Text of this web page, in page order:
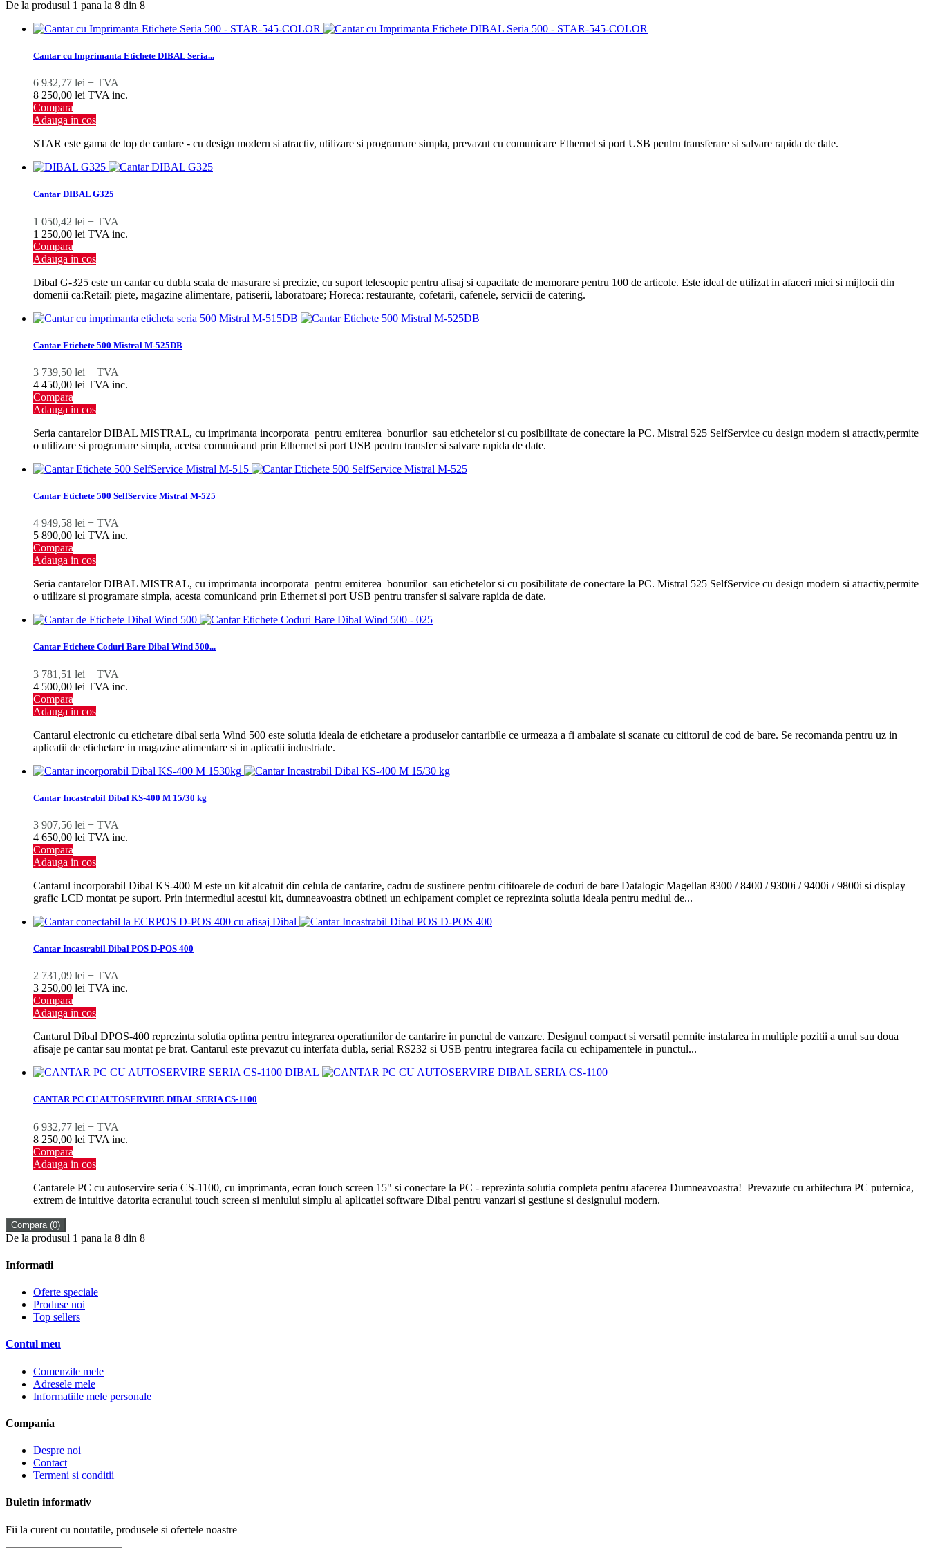
De la produsul 1 pana la 8 din 8
Cantar cu Imprimanta Etichete DIBAL Seria...
6 932,77 lei + TVA
8 250,00 lei TVA inc.
Compara
Adauga in cos
STAR este gama de top de cantare - cu design modern si atractiv, utilizare si programare simpla, prevazut cu comunicare Ethernet si port USB pentru transferare si salvare rapida de date.
Cantar DIBAL G325
1 050,42 lei + TVA
1 250,00 lei TVA inc.
Compara
Adauga in cos
Dibal G-325 este un cantar cu dubla scala de masurare si precizie, cu suport telescopic pentru afisaj si capacitate de memorare pentru 100 de articole. Este ideal de utilizat in afaceri mici si mijlocii din
domenii ca:Retail: piete, magazine alimentare, patiserii, laboratoare; Horeca: restaurante, cofetarii, cafenele, servicii de catering.
Cantar Etichete 500 Mistral M-525DB
3 739,50 lei + TVA
4 450,00 lei TVA inc.
Compara
Adauga in cos
Seria cantarelor DIBAL MISTRAL, cu imprimanta incorporata pentru emiterea bonurilor sau etichetelor si cu posibilitate de conectare la PC. Mistral 525 SelfService cu design modern si atractiv,permite
o utilizare si programare simpla, acetsa comunicand prin Ethernet si port USB pentru transfer si salvare rapida de date.
Cantar Etichete 500 SelfService Mistral M-525
4 949,58 lei + TVA
5 890,00 lei TVA inc.
Compara
Adauga in cos
Seria cantarelor DIBAL MISTRAL, cu imprimanta incorporata pentru emiterea bonurilor sau etichetelor si cu posibilitate de conectare la PC. Mistral 525 SelfService cu design modern si atractiv,permite
o utilizare si programare simpla, acesta comunicand prin Ethernet si port USB pentru transfer si salvare rapida de date.
Cantar Etichete Coduri Bare Dibal Wind 500...
3 781,51 lei + TVA
4 500,00 lei TVA inc.
Compara
Adauga in cos
Cantarul electronic cu etichetare dibal seria Wind 500 este solutia ideala de etichetare a produselor cantaribile ce urmeaza a fi ambalate si scanate cu cititorul de cod de bare. Se recomanda pentru uz in
aplicatii de etichetare in magazine alimentare si in aplicatii industriale.
Cantar Incastrabil Dibal KS-400 M 15/30 kg
3 907,56 lei + TVA
4 650,00 lei TVA inc.
Compara
Adauga in cos
Cantarul incorporabil Dibal KS-400 M este un kit alcatuit din celula de cantarire, cadru de sustinere pentru cititoarele de coduri de bare Datalogic Magellan 8300 / 8400 / 9300i / 9400i / 9800i si display
grafic LCD montat pe suport. Prin intermediul acestui kit, dumneavoastra obtineti un echipament complet ce reprezinta solutia ideala pentru mediul de...
Cantar Incastrabil Dibal POS D-POS 400
2 731,09 lei + TVA
3 250,00 lei TVA inc.
Compara
Adauga in cos
Cantarul Dibal DPOS-400 reprezinta solutia optima pentru integrarea operatiunilor de cantarire in punctul de vanzare. Designul compact si versatil permite instalarea in multiple pozitii a unul sau doua
afisaje pe cantar sau montat pe brat. Cantarul este prevazut cu interfata dubla, serial RS232 si USB pentru integrarea facila cu echipamentele in punctul...
CANTAR PC CU AUTOSERVIRE DIBAL SERIA CS-1100
6 932,77 lei + TVA
8 250,00 lei TVA inc.
Compara
Adauga in cos
Cantarele PC cu autoservire seria CS-1100, cu imprimanta, ecran touch screen 15" si conectare la PC - reprezinta solutia completa pentru afacerea Dumneavoastra! Prevazute cu arhitectura PC puternica,
extrem de intuitive datorita ecranului touch screen si meniului simplu al aplicatiei software Dibal pentru vanzari si gestiune si designului modern.
Compara (0)
De la produsul 1 pana la 8 din 8
Informatii
Oferte speciale
Produse noi
Top sellers
Contul meu
Comenzile mele
Adresele mele
Informatiile mele personale
Compania
Despre noi
Contact
Termeni si conditii
Buletin informativ
Fii la curent cu noutatile, produsele si ofertele noastre